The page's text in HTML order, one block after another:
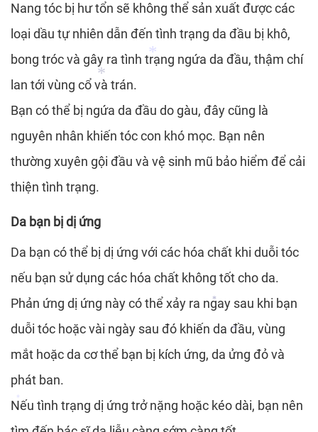
*
*
Nang tóc bị hư tổn sẽ không thể sản xuất được các
loại dầu tự nhiên dẫn đến tình trạng da đầu bị khô,
bong tróc và gây ra tình trạng ngứa da đầu, thậm chí
lan tới vùng cổ và trán.
Bạn có thể bị ngứa da đầu do gàu, đây cũng là
nguyên nhân khiến tóc con khó mọc. Bạn nên
thường xuyên gội đầu và vệ sinh mũ bảo hiểm để cải
thiện tình trạng.
Da bạn bị dị ứng
Da bạn có thể bị dị ứng với các hóa chất khi duỗi tóc
nếu bạn sử dụng các hóa chất không tốt cho da.
Phản ứng dị ứng này có thể xảy ra ngay sau khi bạn
duỗi tóc hoặc vài ngày sau đó khiến da đầu, vùng
mắt hoặc da cơ thể bạn bị kích ứng, da ửng đỏ và
phát ban.
Nếu tình trạng dị ứng trở nặng hoặc kéo dài, bạn nên